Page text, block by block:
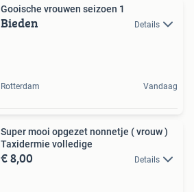
Gooische vrouwen seizoen 1
Bieden Details
Rotterdam Vandaag
Super mooi opgezet nonnetje ( vrouw )
Taxidermie volledige
€ 8,00 Details